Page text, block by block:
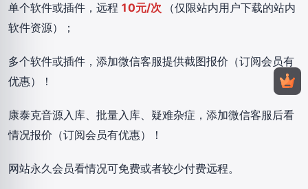
单个软件或插件，远程 10元/次
（仅限站内用户下载的站内
软件资源）；
多个软件或插件，添加微信客服提供截图报价（订阅会员有
优惠）！
康泰克音源入库、批量入库、疑难杂症，添加微信客服后看
情况报价（订阅会员有优惠）！
网站永久会员看情况可免费或者较少付费远程。